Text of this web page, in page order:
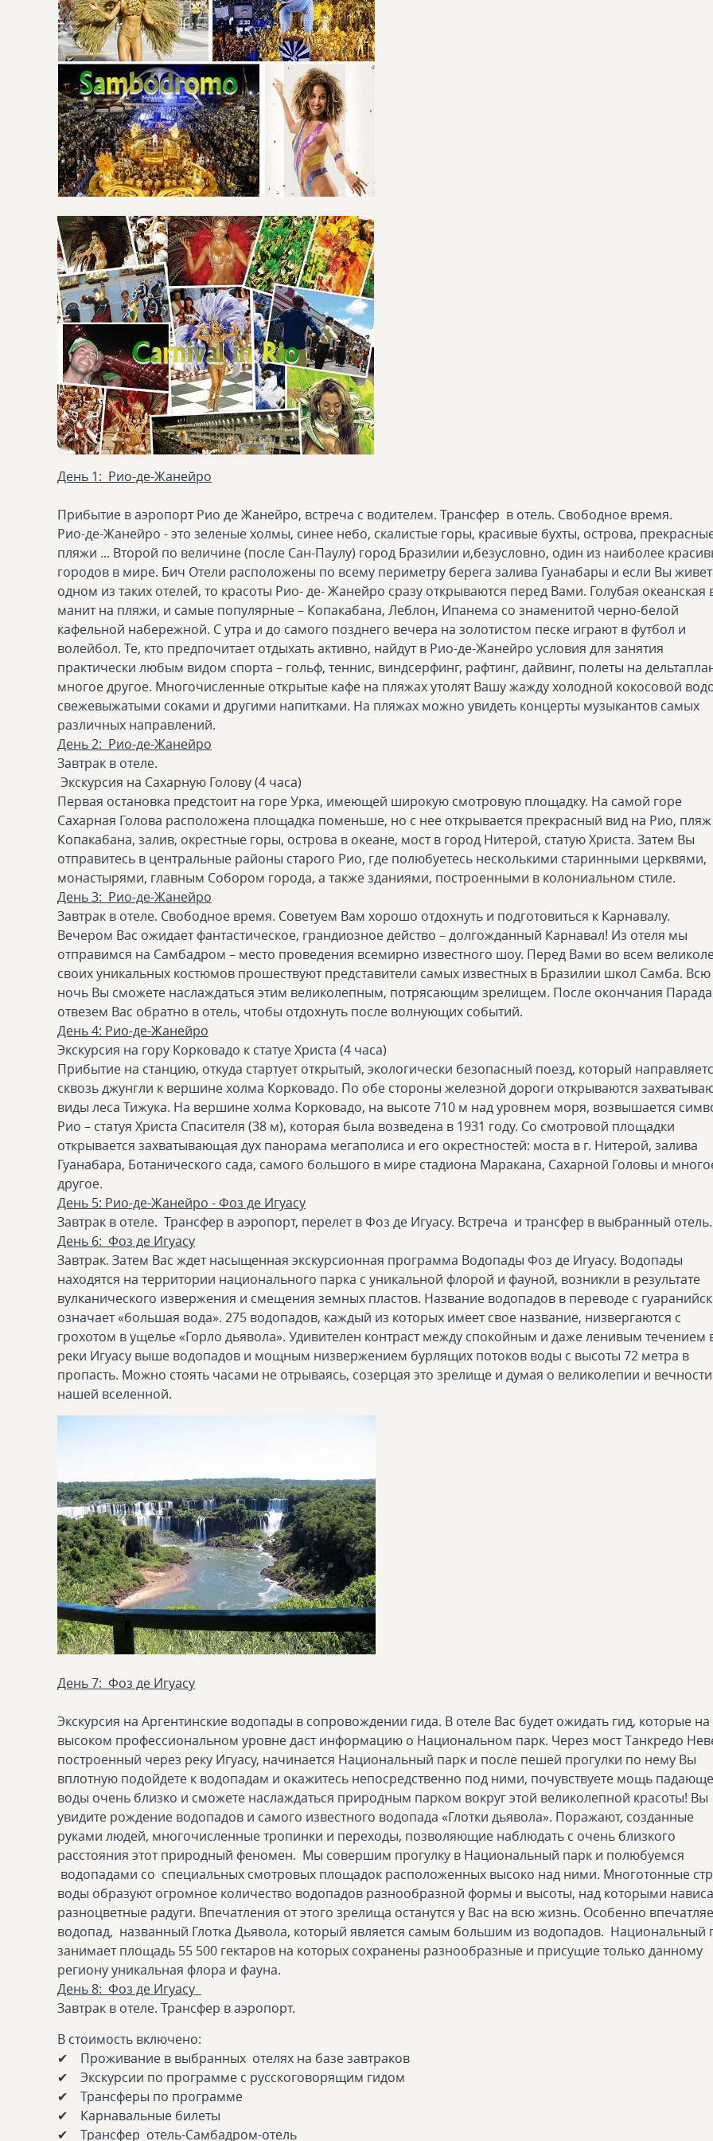
День 1: Рио-де-Жанейро
Прибытие в аэропорт Рио де Жанейро, встреча с водителем. Трансфер в отель. Свободное время.
Рио-де-Жанейро - это зеленые холмы, синее небо, скалистые горы, красивые бухты, острова,
пляжи ... Второй по величине (после Сан-Паулу) город Бразилии и,безусловно, один из наиболее
городов в мире. Бич Отели расположены по всему периметру берега залива Гуанабары и если Вы
одном из таких отелей, то красоты Рио- де- Жанейро сразу открываются перед Вами. Голубая океанская
манит на пляжи, и самые популярные – Копакабана, Леблон, Ипанема со знаменитой черно-белой
кафельной набережной. С утра и до самого позднего вечера на золотистом песке играют в футбол и
волейбол. Те, кто предпочитает отдыхать активно, найдут в Рио-де-Жанейро условия для занятия
практически любым видом спорта – гольф, теннис, виндсерфинг, рафтинг, дайвинг, полеты на
многое другое. Многочисленные открытые кафе на пляжах утолят Вашу жажду холодной кокосовой
свежевыжатыми соками и другими напитками. На пляжах можно увидеть концерты музыкантов самых
различных направлений.
День 2: Рио-де-Жанейро
Завтрак в отеле.
Экскурсия на Сахарную Голову (4 часа)
Первая остановка предстоит на горе Урка, имеющей широкую смотровую площадку. На самой горе
Сахарная Голова расположена площадка поменьше, но с нее открывается прекрасный вид на Рио, пляж
Копакабана, залив, окрестные горы, острова в океане, мост в город Нитерой, статую Христа. Затем Вы
отправитесь в центральные районы старого Рио, где полюбуетесь несколькими старинными церквями,
монастырями, главным Собором города, а также зданиями, построенными в колониальном стиле.
День 3: Рио-де-Жанейро
Завтрак в отеле. Свободное время. Советуем Вам хорошо отдохнуть и подготовиться к Карнавалу.
Вечером Вас ожидает фантастическое, грандиозное действо – долгожданный Карнавал! Из отеля мы
отправимся на Самбадром – место проведения всемирно известного шоу. Перед Вами во всем
своих уникальных костюмов прошествуют представители самых известных в Бразилии школ Самба. Всю
ночь Вы сможете наслаждаться этим великолепным, потрясающим зрелищем. После окончания
отвезем Вас обратно в отель, чтобы отдохнуть после волнующих событий.
День 4: Рио-де-Жанейро
Экскурсия на гору Корковадо к статуе Христа (4 часа)
Прибытие на станцию, откуда стартует открытый, экологически безопасный поезд, который
сквозь джунгли к вершине холма Корковадо. По обе стороны железной дороги открываются
виды леса Тижука. На вершине холма Корковадо, на высоте 710 м над уровнем моря, возвышается
Рио – статуя Христа Спасителя (38 м), которая была возведена в 1931 году. Со смотровой площадки
открывается захватывающая дух панорама мегаполиса и его окрестностей: моста в г. Нитерой, залива
Гуанабара, Ботанического сада, самого большого в мире стадиона Маракана, Сахарной Головы и
другое.
День 5: Рио-де-Жанейро - Фоз де Игуасу
Завтрак в отеле. Трансфер в аэропорт, перелет в Фоз де Игуасу. Встреча и трансфер в выбранный отель.
День 6: Фоз де Игуасу
Завтрак. Затем Вас ждет насыщенная экскурсионная программа Водопады Фоз де Игуасу. Водопады
находятся на территории национального парка с уникальной флорой и фауной, возникли в результате
вулканического извержения и смещения земных пластов. Название водопадов в переводе с
означает «большая вода». 275 водопадов, каждый из которых имеет свое название, низвергаются с
грохотом в ущелье «Горло дьявола». Удивителен контраст между спокойным и даже ленивым течением
реки Игуасу выше водопадов и мощным низвержением бурлящих потоков воды с высоты 72 метра в
пропасть. Можно стоять часами не отрываясь, созерцая это зрелище и думая о великолепии и вечности
нашей вселенной.
День 7: Фоз де Игуасу
Экскурсия на Аргентинские водопады в сопровождении гида. В отеле Вас будет ожидать гид, которые на
высоком профессиональном уровне даст информацию о Национальном парк. Через мост Танкредо
построенный через реку Игуасу, начинается Национальный парк и после пешей прогулки по нему Вы
вплотную подойдете к водопадам и окажитесь непосредственно под ними, почувствуете мощь
воды очень близко и сможете наслаждаться природным парком вокруг этой великолепной красоты! Вы
увидите рождение водопадов и самого известного водопада «Глотки дьявола». Поражают, созданные
руками людей, многочисленные тропинки и переходы, позволяющие наблюдать с очень близкого
расстояния этот природный феномен. Мы совершим прогулку в Национальный парк и полюбуемся
водопадами со специальных смотровых площадок расположенных высоко над ними. Многотонные
воды образуют огромное количество водопадов разнообразной формы и высоты, над которыми
разноцветные радуги. Впечатления от этого зрелища останутся у Вас на всю жизнь. Особенно
водопад, названный Глотка Дьявола, который является самым большим из водопадов. Национальный
занимает площадь 55 500 гектаров на которых сохранены разнообразные и присущие только данному
региону уникальная флора и фауна.
День 8: Фоз де Игуасу
Завтрак в отеле. Трансфер в аэропорт.
В стоимость включено:
✔ Проживание в выбранных отелях на базе завтраков
✔ Экскурсии по программе с русскоговорящим гидом
✔ Трансферы по программе
✔ Карнавальные билеты
✔ Трансфер отель-Самбадром-отель